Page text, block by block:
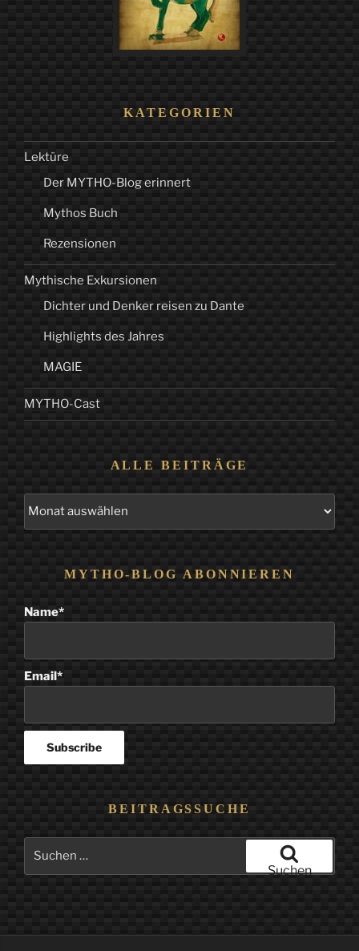
KATEGORIEN
Lektüre
Der MYTHO-Blog erinnert
Mythos Buch
Rezensionen
Mythische Exkursionen
Dichter und Denker reisen zu Dante
Highlights des Jahres
MAGIE
MYTHO-Cast
ALLE BEITRÄGE
MYTHO-BLOG ABONNIEREN
Name*
Email*
BEITRAGSSUCHE
Suchen